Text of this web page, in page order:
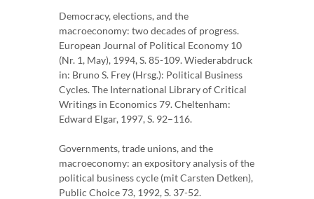
Democracy, elections, and the
macroeconomy: two decades of progress.
European Journal of Political Economy 10
(Nr. 1, May), 1994, S. 85-109. Wiederabdruck
in: Bruno S. Frey (Hrsg.): Political Business
Cycles. The International Library of Critical
Writings in Economics 79. Cheltenham:
Edward Elgar, 1997, S. 92–116.
Governments, trade unions, and the
macroeconomy: an expository analysis of the
political business cycle (mit Carsten Detken),
Public Choice 73, 1992, S. 37-52.